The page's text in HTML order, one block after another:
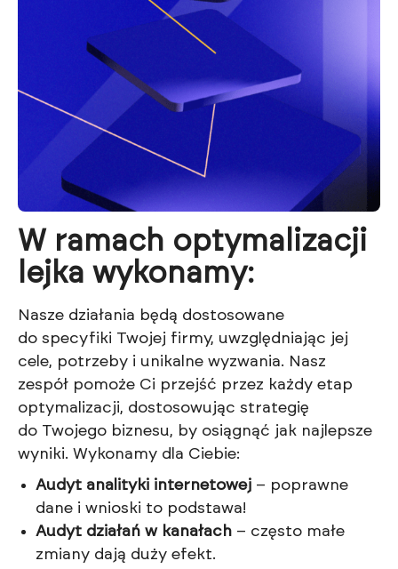
W ramach optymalizacji
lejka wykonamy:
Nasze działania będą dostosowane
do specyfiki Twojej firmy, uwzględniając jej
cele, potrzeby i unikalne wyzwania. Nasz
zespół pomoże Ci przejść przez każdy etap
optymalizacji, dostosowując strategię
do Twojego biznesu, by osiągnąć jak najlepsze
wyniki. Wykonamy dla Ciebie:
Audyt analityki internetowej – poprawne
dane i wnioski to podstawa!
Audyt działań w kanałach – często małe
zmiany dają duży efekt.